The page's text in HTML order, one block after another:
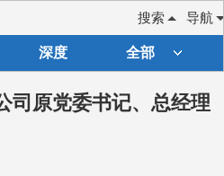
导航
搜索
深度 全部
司原党委书记、总经理